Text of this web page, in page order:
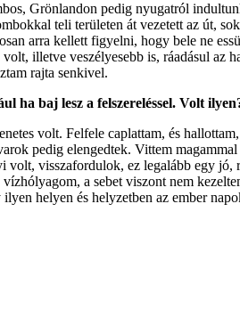
Grönlandon pedig nyugatról
teli területen át vezetett az út,
arra kellett figyelni, hogy bele ne
illetve veszélyesebb is, ráadásul
rajta senkivel.
ha baj lesz a felszereléssel. Volt
volt. Felfele caplattam, és
pedig elengedtek. Vittem
volt, visszafordulok, ez legalább egy
a sebet viszont nem
helyen és helyzetben az ember